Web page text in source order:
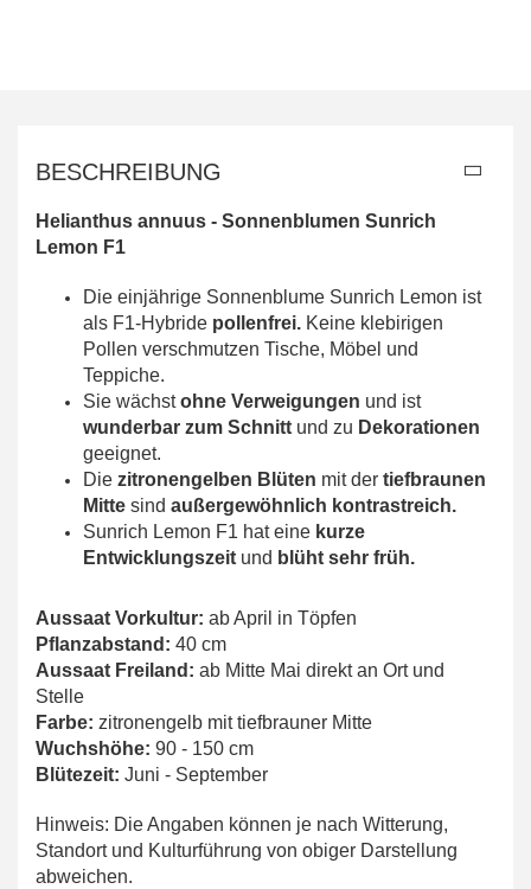
BESCHREIBUNG
Helianthus annuus - Sonnenblumen Sunrich
Lemon F1
Die einjährige Sonnenblume Sunrich Lemon ist
als F1-Hybride pollenfrei. Keine klebirigen
Pollen verschmutzen Tische, Möbel und
Teppiche.
Sie wächstohne Verweigungen und ist
wunderbar zum Schnitt und zu Dekorationen
geeignet.
Die zitronengelben Blüten mit der tiefbraunen
Mitte sind außergewöhnlich kontrastreich.
Sunrich Lemon F1 hat eine kurze
Entwicklungszeit und blüht sehr früh.
Aussaat Vorkultur: ab April in Töpfen
Pflanzabstand: 40 cm
Aussaat Freiland: ab Mitte Mai direkt an Ort und
Stelle
Farbe: zitronengelb mit tiefbrauner Mitte
Wuchshöhe: 90 - 150 cm
Blütezeit: Juni - September
Hinweis: Die Angaben können je nach Witterung,
Standort und Kulturführung von obiger Darstellung
abweichen.